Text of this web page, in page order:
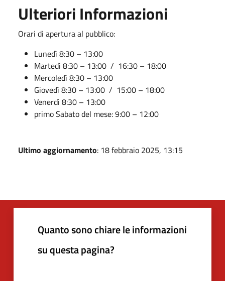
Ulteriori Informazioni
Orari di apertura al pubblico:
Lunedì 8:30 – 13:00
Martedì 8:30 – 13:00 / 16:30 – 18:00
Mercoledì 8:30 – 13:00
Giovedì 8:30 – 13:00 / 15:00 – 18:00
Venerdì 8:30 – 13:00
primo Sabato del mese: 9:00 – 12:00
Ultimo aggiornamento: 18 febbraio 2025, 13:15
Quanto sono chiare le informazioni
su questa pagina?